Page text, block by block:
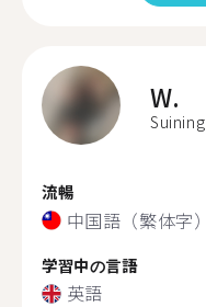
W.
Suining
流暢
中国語（繁体字）
学習中の言語
英語